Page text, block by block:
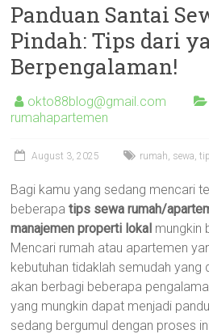
Panduan Santai
Pindah: Tips dari
Berpengalaman!
okto88blog@gmail.com
rumahapartemen
August 3, 2025 rumah, sewa,
Bagi kamu yang sedang mencari
beberapatips sewa rumah/
manajemen properti lokal mungkin
Mencari rumah atau apartemen
kebutuhan tidaklah semudah yang
akan berbagi beberapa
yang mungkin dapat menjadi
sedang bergumul dengan proses